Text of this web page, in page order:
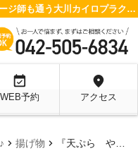
国立市で肩こりと腰痛にお悩みならマッサージ師も通う大川カイロプラクティックセンター 国立整体院へ
event_available
WEB予約
location_on
アクセス
chevron_right 揚げ物 chevron_right 『天ぷら やました』さん初訪問